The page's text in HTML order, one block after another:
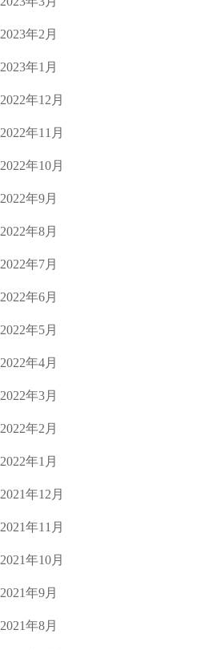
2023年2月
2023年1月
2022年12月
2022年11月
2022年10月
2022年9月
2022年8月
2022年7月
2022年6月
2022年5月
2022年4月
2022年3月
2022年2月
2022年1月
2021年12月
2021年11月
2021年10月
2021年9月
2021年8月